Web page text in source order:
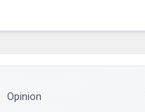
Opinion